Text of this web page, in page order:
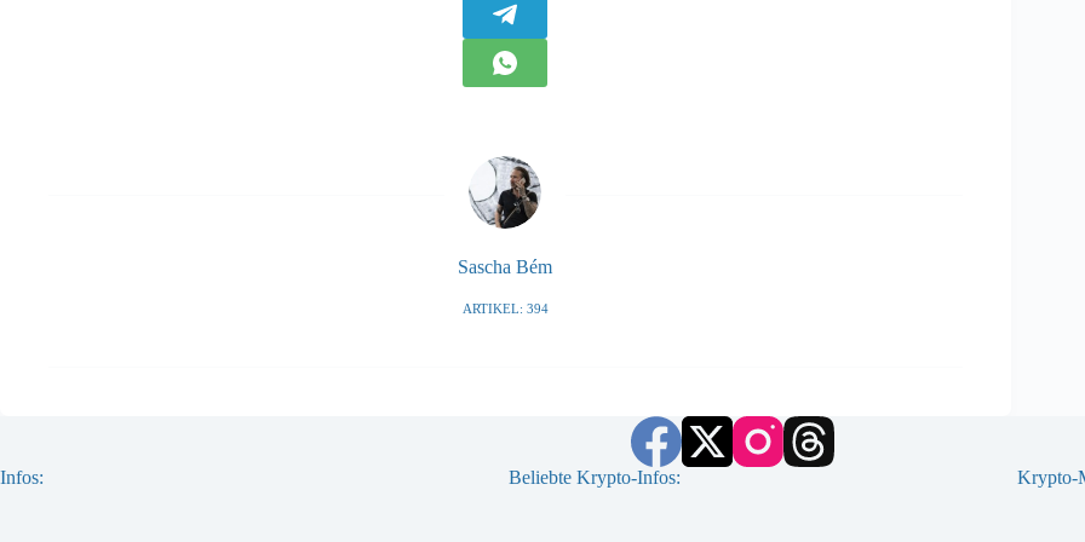
Sascha Bém
ARTIKEL: 394
Infos: Beliebte Krypto-Infos: Krypto-